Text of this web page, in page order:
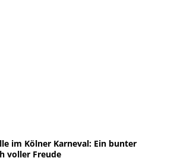
im Kölner Karneval: Ein bunter
voller Freude